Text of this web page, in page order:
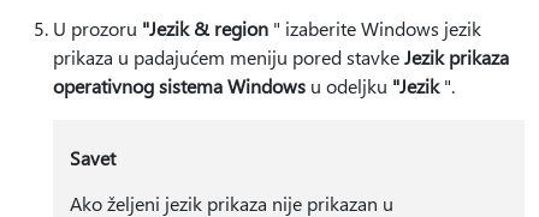
U prozoru "Jezik & region " izaberite Windows jezik
prikaza u padajućem meniju pored stavkeJezik prikaza
operativnog sistema Windows u odeljku "Jezik".
Savet
Ako željeni jezik prikaza nije prikazan u